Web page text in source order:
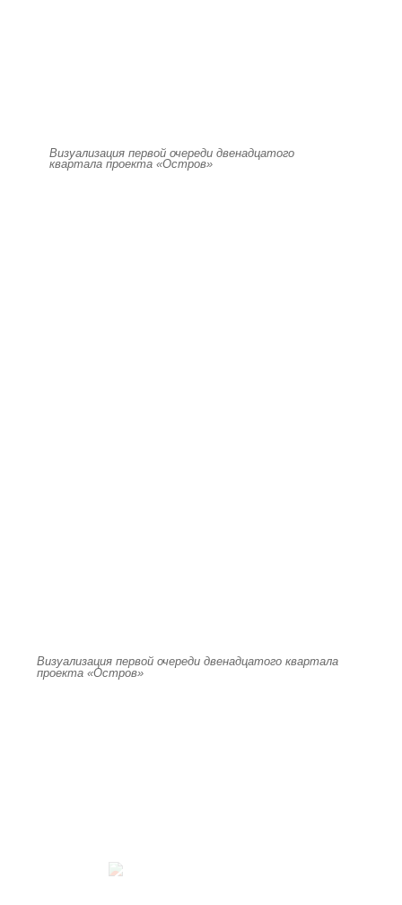
Визуализация первой очереди двенадцатого
квартала проекта «Остров»
Визуализация первой очереди двенадцатого квартала
проекта «Остров»